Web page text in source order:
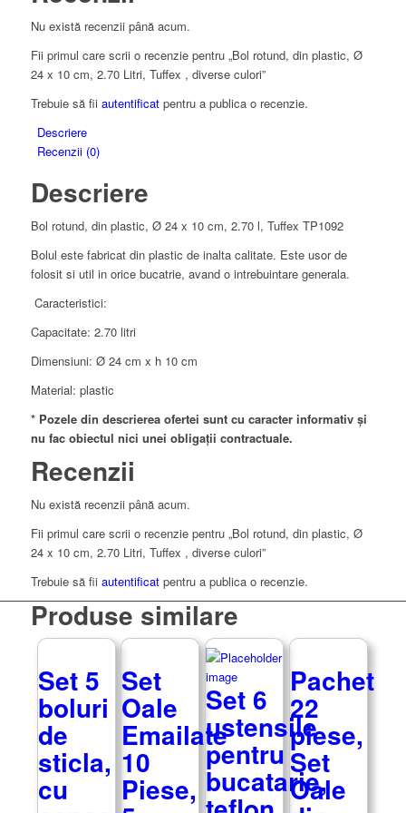
Nu există recenzii până acum.
Fii primul care scrii o recenzie pentru „Bol rotund, din plastic, Ø
24 x 10 cm, 2.70 Litri, Tuffex , diverse culori”
Trebuie să fii autentificatpentru a publica o recenzie.
Descriere
Recenzii (0)
Descriere
Bol rotund, din plastic, Ø 24 x 10 cm, 2.70 l, Tuffex TP1092
Bolul este fabricat din plastic de inalta calitate. Este usor de
folosit si util in orice bucatrie, avand o intrebuintare generala.
Caracteristici:
Capacitate: 2.70 litri
Dimensiuni: Ø 24 cm x h 10 cm
Material: plastic
* Pozele din descrierea ofertei sunt cu caracter informativ și
nu fac obiectul nici unei obligații contractuale.
Recenzii
Nu există recenzii până acum.
Fii primul care scrii o recenzie pentru „Bol rotund, din plastic, Ø
24 x 10 cm, 2.70 Litri, Tuffex , diverse culori”
Trebuie să fii autentificatpentru a publica o recenzie.
Produse similare
Set 5
boluri
de
sticla,
cu
Set
Oale
Emailate
10
Piese,
Set 6
ustensile
pentru
bucatarie,
Pachet
22
piese,
Set
Oale